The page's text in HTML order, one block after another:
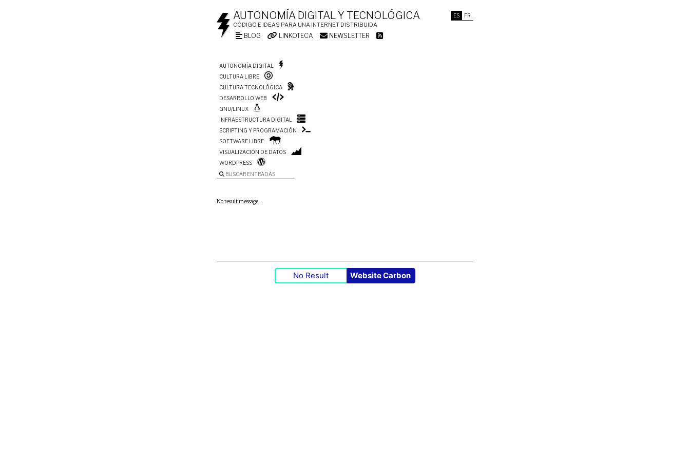
ES FR
AUTONOMÍA DIGITAL Y TECNOLÓGICA
CÓDIGO E IDEAS PARA UNA INTERNET DISTRIBUIDA
BLOG LINKOTECA NEWSLETTER
AUTONOMÍA DIGITAL
CULTURA LIBRE
CULTURA TECNOLÓGICA
DESARROLLO WEB
GNU/LINUX
INFRAESTRUCTURA DIGITAL
SCRIPTING Y PROGRAMACIÓN
SOFTWARE LIBRE
VISUALIZACIÓN DE DATOS
WORDPRESS
BUSCAR ENTRADAS
No result message.
No Result Website Carbon